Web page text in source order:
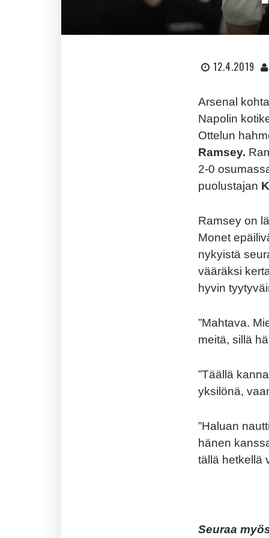
12.4.2019
Arsenal
Napolin
Ottelun
Ramsey.
2-0
puolustajan
Ramsey on
Monet
nykyistä
vääräksi
hyvin
”Mahtava.
meitä, sillä
”Täällä
yksilönä,
”Haluan
hänen
tällä hetkellä
Seuraa